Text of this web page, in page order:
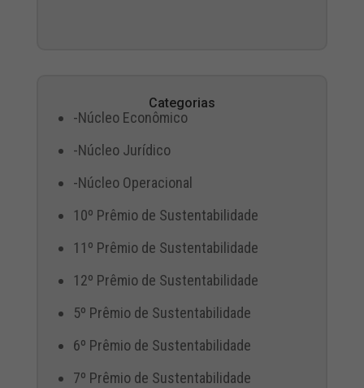
Categorias
-Núcleo Econômico
-Núcleo Jurídico
-Núcleo Operacional
10º Prêmio de Sustentabilidade
11º Prêmio de Sustentabilidade
12º Prêmio de Sustentabilidade
5º Prêmio de Sustentabilidade
6º Prêmio de Sustentabilidade
7º Prêmio de Sustentabilidade